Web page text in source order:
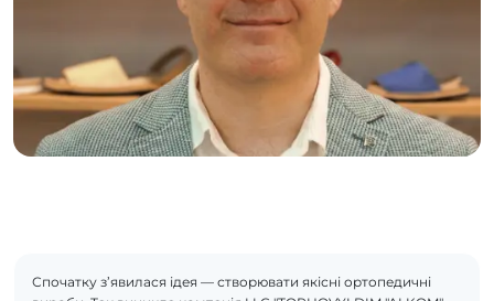
Спочатку з’явилася ідея — створювати якісні ортопедичні